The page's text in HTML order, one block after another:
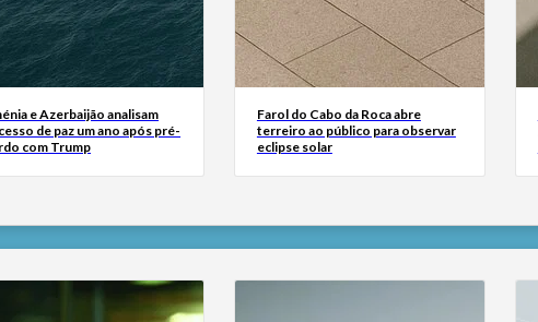
e Azerbaijão analisam
de paz um ano após pré-
com Trump
Farol do Cabo da Roca abre
terreiro ao público para observar
eclipse solar